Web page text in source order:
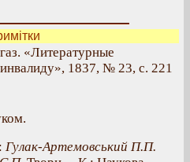
«Литературные
1837, № 23, с. 221
: Гулак-Артемовський П.П.